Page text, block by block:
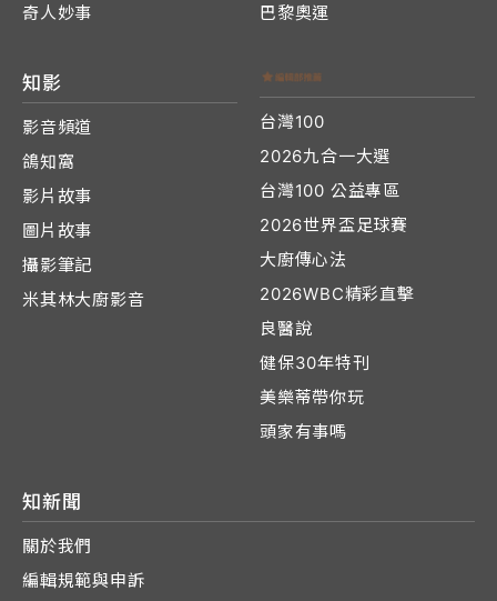
奇人妙事
巴黎奧運
知影
影音頻道
鴿知窩
影片故事
圖片故事
攝影筆記
米其林大廚影音
台灣100
2026九合一大選
台灣100 公益專區
2026世界盃足球賽
大廚傳心法
2026WBC精彩直擊
良醫說
健保30年特刊
美樂蒂帶你玩
頭家有事嗎
知新聞
關於我們
編輯規範與申訴